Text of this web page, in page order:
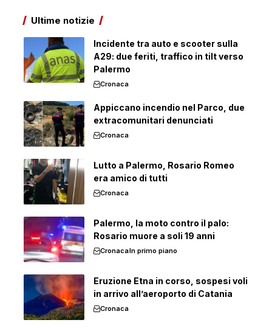
Ultime notizie
Incidente tra auto e scooter sulla
A29: due feriti, traffico in tilt verso
Palermo
Cronaca
Appiccano incendio nel Parco, due
extracomunitari denunciati
Cronaca
Lutto a Palermo, Rosario Romeo
era amico di tutti
Cronaca
Palermo, la moto contro il palo:
Rosario muore a soli 19 anni
CronacaIn primo piano
Eruzione Etna in corso, sospesi voli
in arrivo all’aeroporto di Catania
Cronaca